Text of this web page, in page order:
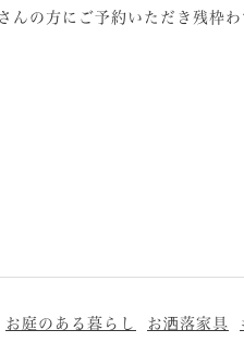
んの方にご予約いただき残枠
お庭のある暮らし お洒落家具